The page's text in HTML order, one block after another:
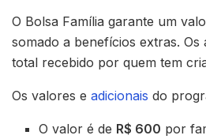
O Bolsa Família garante um
somado a benefícios extras. Os
total recebido por quem tem
Os valores e adicionais do
O valor é de R$ 600 por